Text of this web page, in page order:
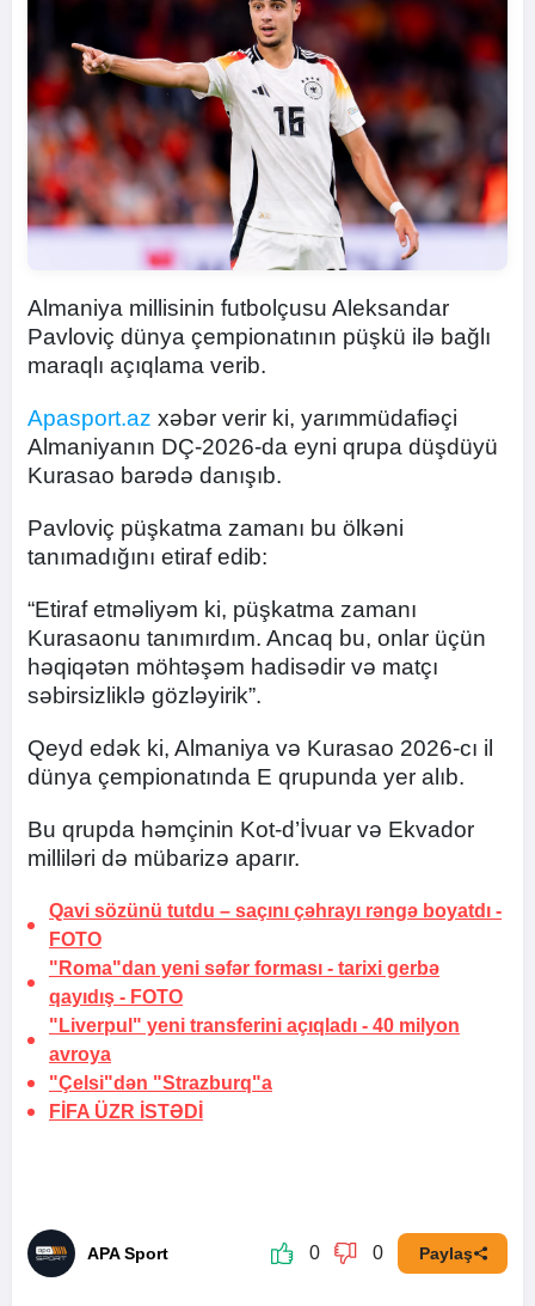
Almaniya millisinin futbolçusu Aleksandar
Pavloviç dünya çempionatının püşkü ilə bağlı
maraqlı açıqlama verib.
Apasport.az xəbər verir ki, yarımmüdafiəçi
Almaniyanın DÇ-2026-da eyni qrupa düşdüyü
Kurasao barədə danışıb.
Pavloviç püşkatma zamanı bu ölkəni
tanımadığını etiraf edib:
“Etiraf etməliyəm ki, püşkatma zamanı
Kurasaonu tanımırdım. Ancaq bu, onlar üçün
həqiqətən möhtəşəm hadisədir və matçı
səbirsizliklə gözləyirik”.
Qeyd edək ki, Almaniya və Kurasao 2026-cı il
dünya çempionatında E qrupunda yer alıb.
Bu qrupda həmçinin Kot-d’İvuar və Ekvador
milliləri də mübarizə aparır.
Qavi sözünü tutdu – saçını çəhrayı rəngə boyatdı -
FOTO
"Roma"dan yeni səfər forması - tarixi gerbə
qayıdış - FOTO
"Liverpul" yeni transferini açıqladı - 40 milyon
avroya
"Çelsi"dən "Strazburq"a
FİFA ÜZR İSTƏDİ
APA Sport 0 0 Paylaş